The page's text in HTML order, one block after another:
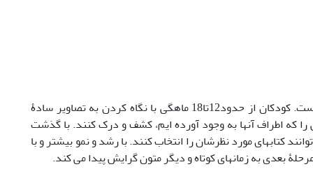
به طور قطع،هر فردی که در جوامع پیشرفته و امروزی زندگی می کند با کتاب آشناست. کودکان از حدود12تا18 ماهگی با نگاه کردن به تصاویر سادۀ
که اطراف آنها به وجود آورده ایم، کشف و درک کنند. با گذشت
کتابهای مورد نظرشان را انتخاب کنند. با رشد و نمو بیشتر و با
بعدی به زمانهای کوتاه و دیگر متون گرایش پیدا می کند.